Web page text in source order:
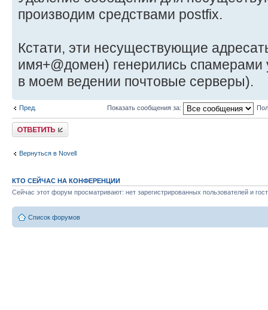
производим средствами postfix.
Кстати, эти несуществующие
имя+@домен) генерились спамерами
в моем ведении почтовые серверы).
Пред. Показать сообщения за:
Ответить
Вернуться в Novell
КТО СЕЙЧАС НА КОНФЕРЕНЦИИ
Сейчас этот форум просматривают: нет зарегистрированных пользователей и
Список форумов